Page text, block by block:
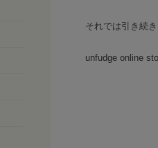
それでは引き続
unfudge online